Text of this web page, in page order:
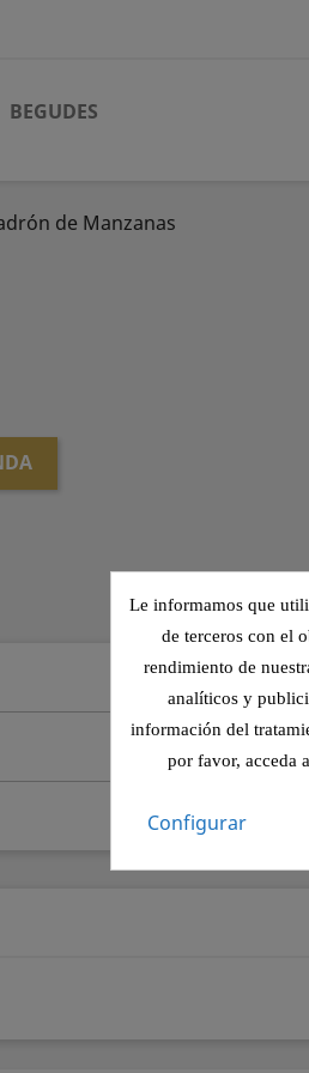
BEGUDES
de Manzanas
Le informamos que
de terceros con el
rendimiento de
analíticos y
información del
por favor, acceda a
Configurar